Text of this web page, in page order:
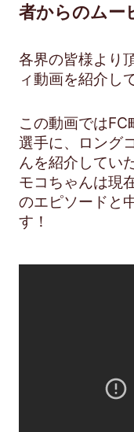
者からのムー
各界の皆様より
ィ動画を紹介し
この動画では
選手に、ロング
んを紹介してい
モコちゃんは現
のエピソードと
す！